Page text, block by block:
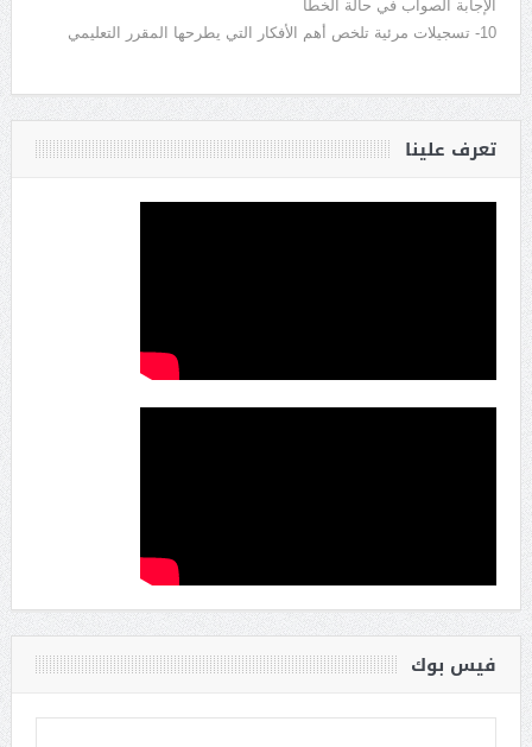
الإجابة الصواب في حالة الخطأ
10- تسجيلات مرئية تلخص أهم الأفكار التي يطرحها المقرر التعليمي
تعرف علينا
فيس بوك